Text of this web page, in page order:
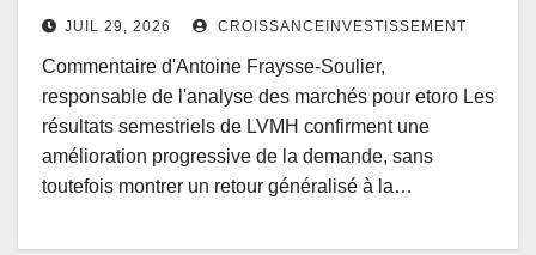
JUIL 29, 2026 CROISSANCEINVESTISSEMENT
Commentaire d'Antoine Fraysse-Soulier,
responsable de l'analyse des marchés pour etoro Les
résultats semestriels de LVMH confirment une
amélioration progressive de la demande, sans
toutefois montrer un retour généralisé à la…